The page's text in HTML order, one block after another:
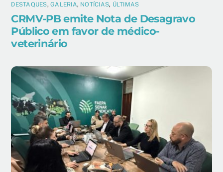
DESTAQUES,GALERIA, NOTÍCIAS, ÚLTIMAS
CRMV-PB emite Nota de Desagravo
Público em favor de médico-
veterinário